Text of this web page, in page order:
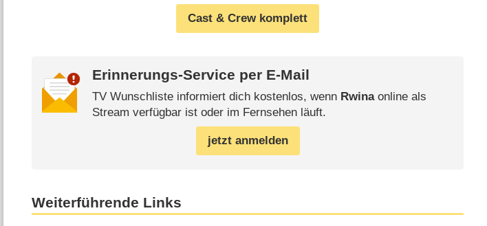
Cast & Crew komplett
Erinnerungs-Service per E-Mail
TV Wunschliste informiert dich kostenlos, wenn Rwinaonline als
Stream verfügbar ist oder im Fernsehen läuft.
jetzt anmelden
Weiterführende Links